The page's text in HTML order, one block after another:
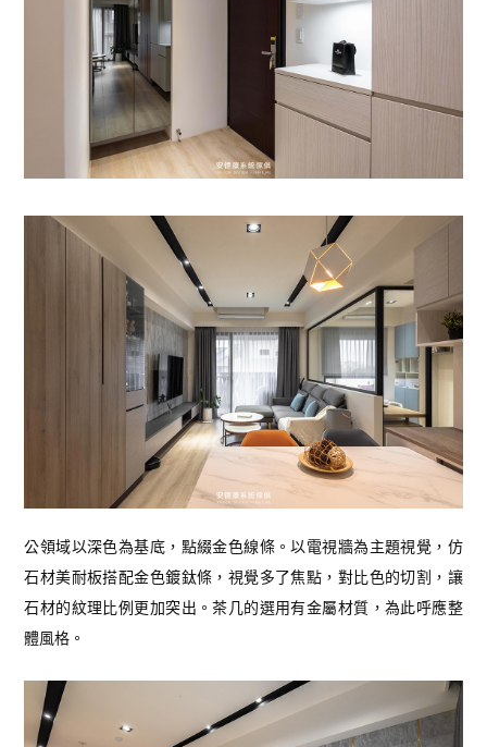
公領域以深色為基底，點綴金色線條。以電視牆為主題視覺，仿
石材美耐板搭配金色鍍鈦條，視覺多了焦點，對比色的切割，讓
石材的紋理比例更加突出。茶几的選用有金屬材質，為此呼應整
體風格。